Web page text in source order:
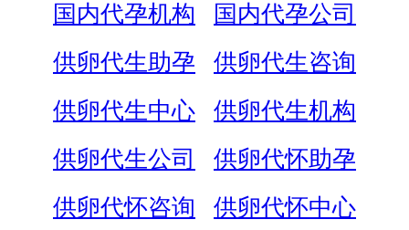
国内代孕机构
国内代孕公司
供卵代生助孕
供卵代生咨询
供卵代生中心
供卵代生机构
供卵代生公司
供卵代怀助孕
供卵代怀咨询
供卵代怀中心